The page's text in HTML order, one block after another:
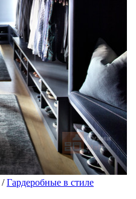
/Гардеробные в стиле